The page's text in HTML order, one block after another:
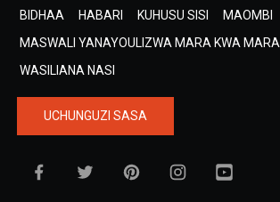
BIDHAA HABARI KUHUSU SISI
MAOMBI
MASWALI YANAYOULIZWA MARA KWA MARA
WASILIANA NASI
UCHUNGUZI SASA